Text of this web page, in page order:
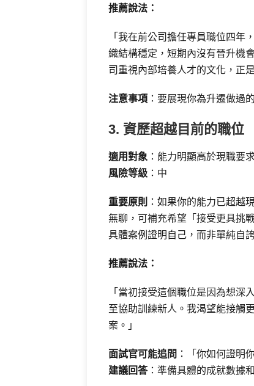
推薦說法：
「我在前公司擔任專員職位四年
織結構穩定，短期內沒有晉升機
司重視內部培養人才的文化，正
注意事項 ：要展現你為升遷做過
3. 資歷超越目前的職位
適用對象 ：能力明顯高於現職要
風險等級 ：中
重要原則
：如果你的能力已超越
無聊，可補充希望「接受更具挑
具體案例證明自己，而非單純自
推薦說法：
「當初接受這個職位是因為想深
至協助訓練新人。我渴望能接觸
案。」
面試官可能追問 ：「你如何證明
建議回答：準備具體的成就數據